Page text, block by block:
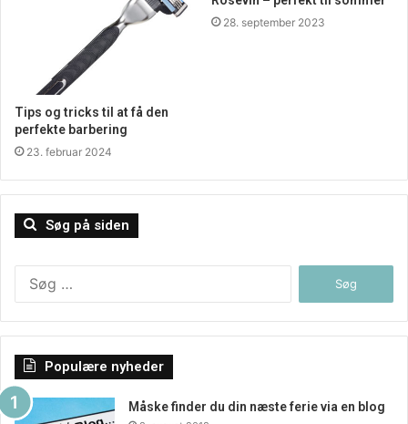
Tips og tricks til at få den
perfekte barbering
23. februar 2024
28. september 2023
Søg på siden
Populære nyheder
Måske finder du din næste ferie via en blog